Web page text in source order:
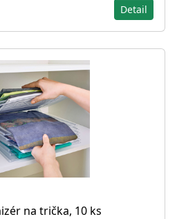
Detail
na trička, 10 ks